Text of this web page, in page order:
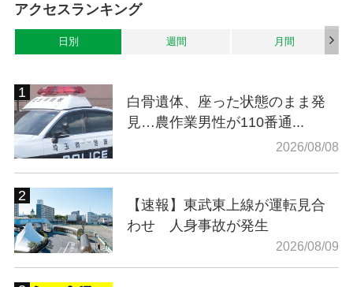
アクセスランキング
日別 週間 月間
白骨遺体、座った状態のまま発
見…農作業男性が110番通...
2026/08/08
【速報】東武東上線が運転見合
わせ 人身事故が発生
2026/08/09